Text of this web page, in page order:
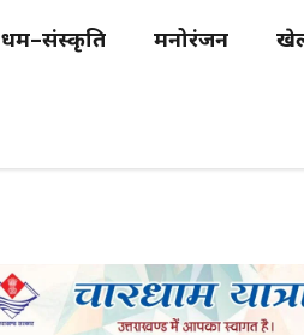
धर्म–संस्कृति मनोरंजन